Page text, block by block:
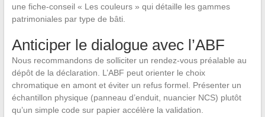
une fiche-conseil « Les couleurs » qui détaille les gammes
patrimoniales par type de bâti.
Anticiper le dialogue avec l’ABF
Nous recommandons de solliciter un rendez-vous préalable au
dépôt de la déclaration. L’ABF peut orienter le choix
chromatique en amont et éviter un refus formel. Présenter un
échantillon physique (panneau d’enduit, nuancier NCS) plutôt
qu’un simple code sur papier accélère la validation.